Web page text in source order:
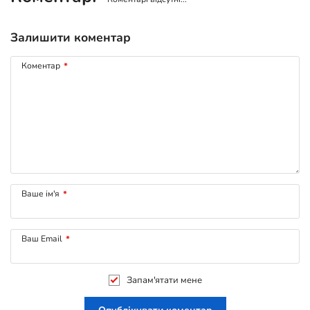
Залишити коментар
Коментар *
Ваше ім'я *
Ваш Email *
Запам'ятати мене